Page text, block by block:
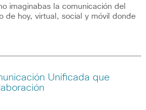
imaginabas la comunicación del
de hoy, virtual, social y móvil donde
Unificada que